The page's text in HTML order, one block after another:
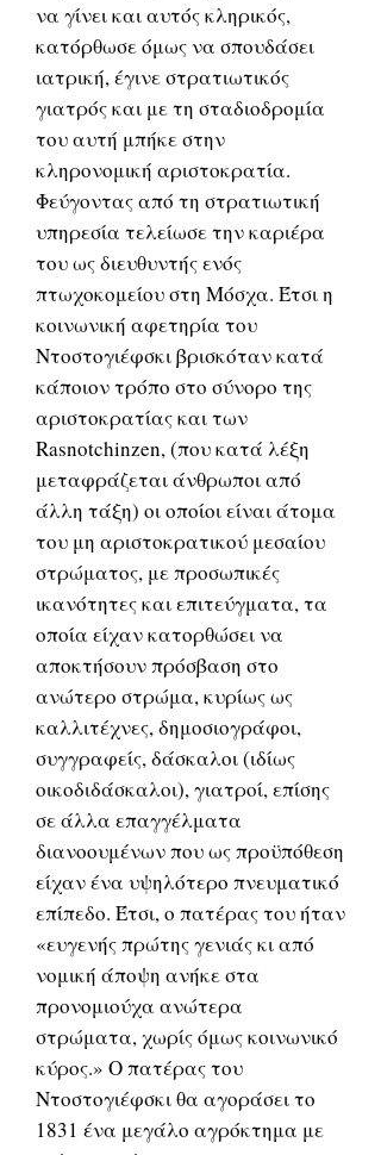
να γίνει και αυτός κληρικός,
κατόρθωσε όμως να σπουδάσει
ιατρική, έγινε στρατιωτικός
γιατρός και με τη σταδιοδρομία
του αυτή μπήκε στην
κληρονομική αριστοκρατία.
Φεύγοντας από τη στρατιωτική
υπηρεσία τελείωσε την καριέρα
του ως διευθυντής ενός
πτωχοκομείου στη Μόσχα. Έτσι η
κοινωνική αφετηρία του
Ντοστογιέφσκι βρισκόταν κατά
κάποιον τρόπο στο σύνορο της
αριστοκρατίας και των
Rasnotchinzen, (που κατά λέξη
μεταφράζεται άνθρωποι από
άλλη τάξη) οι οποίοι είναι άτομα
του μη αριστοκρατικού μεσαίου
στρώματος, με προσωπικές
ικανότητες και επιτεύγματα, τα
οποία είχαν κατορθώσει να
αποκτήσουν πρόσβαση στο
ανώτερο στρώμα, κυρίως ως
καλλιτέχνες, δημοσιογράφοι,
συγγραφείς, δάσκαλοι (ιδίως
οικοδιδάσκαλοι), γιατροί, επίσης
σε άλλα επαγγέλματα
διανοουμένων που ως προϋπόθεση
είχαν ένα υψηλότερο πνευματικό
επίπεδο. Έτσι, ο πατέρας του ήταν
«ευγενής πρώτης γενιάς κι από
νομική άποψη ανήκε στα
προνομιούχα ανώτερα
στρώματα, χωρίς όμως κοινωνικό
κύρος.» Ο πατέρας του
Ντοστογιέφσκι θα αγοράσει το
1831 ένα μεγάλο αγρόκτημα με